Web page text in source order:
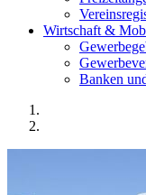
Wirtschaft &
Banken